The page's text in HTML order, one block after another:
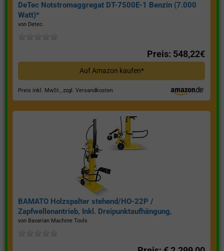
DeTec Notstromaggregat DT-7500E-1 Benzin (7.000
Watt)*
von Detec.
Preis: 548,22€
Auf Amazon kaufen*
Preis inkl. MwSt., zzgl. Versandkosten
BAMATO Holzspalter stehend/HO-22P /
Zapfwellenantrieb, Inkl. Dreipunktaufhängung,
Spaltkraft 22 Tonnen*
von Bavarian Machine Tools